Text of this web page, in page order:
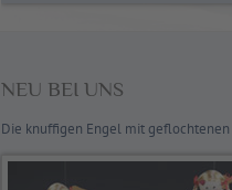
NEU BEI UNS
Die knuffigen Engel mit geflochtenen